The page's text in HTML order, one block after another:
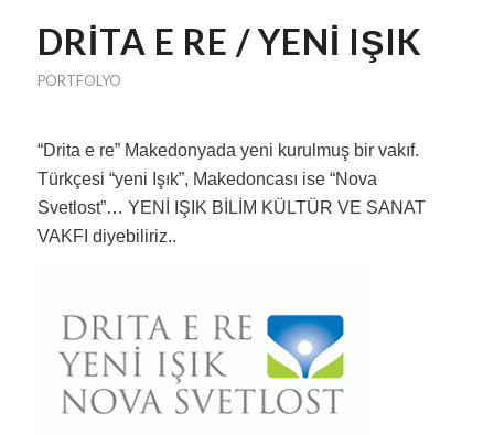
DRITA E RE / YENI IŞIK
PORTFOLYO
“Drita e re” Makedonyada yeni kurulmuş bir vakıf.
Türkçesi “yeni Işık”, Makedoncası ise “Nova
Svetlost”… YENİ IŞIK BİLİM KÜLTÜR VE SANAT
VAKFI diyebiliriz..